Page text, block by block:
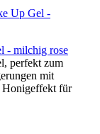
- milchig rose
perfekt zum
mit
Honigeffekt für